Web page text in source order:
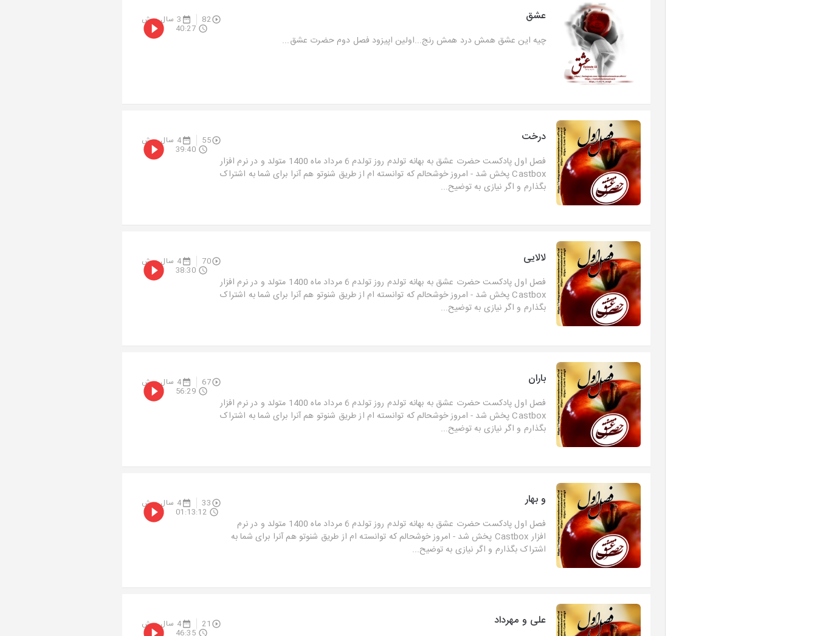
عشق 82 3 سال پیش
چیه این عشق همش درد همش رنج...اولین اپیزود فصل دوم حضرت عشق...
40:27
درخت 55 4 سال پیش
فصل اول پادکست حضرت عشق به بهانه تولدم روز تولدم 6 مرداد ماه 1400 متولد و در نرم افزار
Castbox پخش شد - امروز خوشحالم که توانسته ام از طریق شنوتو هم آنرا برای شما به اشتراک
بگذارم و اگر نیازی به توضیح...
39:40
لالایی 70 4 سال پیش
فصل اول پادکست حضرت عشق به بهانه تولدم روز تولدم 6 مرداد ماه 1400 متولد و در نرم افزار
Castbox پخش شد - امروز خوشحالم که توانسته ام از طریق شنوتو هم آنرا برای شما به اشتراک
بگذارم و اگر نیازی به توضیح...
38:30
باران 67 4 سال پیش
فصل اول پادکست حضرت عشق به بهانه تولدم روز تولدم 6 مرداد ماه 1400 متولد و در نرم افزار
Castbox پخش شد - امروز خوشحالم که توانسته ام از طریق شنوتو هم آنرا برای شما به اشتراک
بگذارم و اگر نیازی به توضیح...
56:29
و بهار 33 4 سال پیش
فصل اول پادکست حضرت عشق به بهانه تولدم روز تولدم 6 مرداد ماه 1400 متولد و در نرم
افزار Castbox پخش شد - امروز خوشحالم که توانسته ام از طریق شنوتو هم آنرا برای شما به
اشتراک بگذارم و اگر نیازی به توضیح...
01:13:12
علی و مهرداد 21 4 سال پیش
46:35